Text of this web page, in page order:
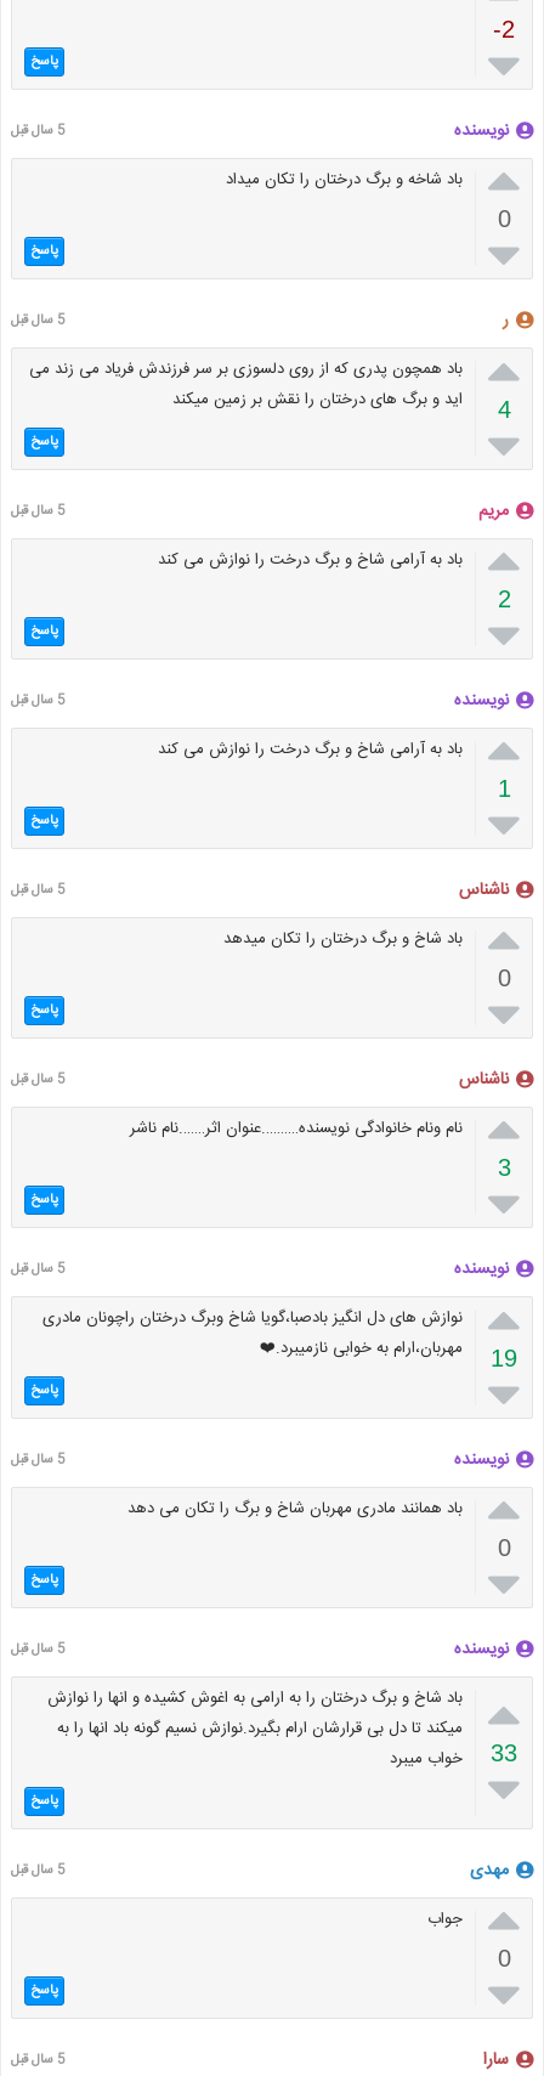
-2
 پاسخ
نویسنده 5 سال قبل

0

باد شاخه و برگ درختان را تکان میداد
پاسخ
ر 5 سال قبل

4

باد همچون پدری که از روی دلسوزی بر سر فرزندش فریاد می زند می
اید و برگ های درختان را نقش بر زمین میکند
پاسخ
مریم 5 سال قبل

2

باد به آرامی شاخ و برگ درخت را نوازش می کند
پاسخ
نویسنده 5 سال قبل

1

باد به آرامی شاخ و برگ درخت را نوازش می کند
پاسخ
ناشناس 5 سال قبل

0

باد شاخ و برگ درختان را تکان میدهد
پاسخ
ناشناس 5 سال قبل

3

نام ونام خانوادگی نویسنده……….عنوان اثر…….نام ناشر
پاسخ
نویسنده 5 سال قبل

19

نوازش های دل انگیز بادصبا،گویا شاخ وبرگ درختان راچونان مادری
مهربان،ارام به خوابی نازمیبرد.⁦❤️⁩
پاسخ
نویسنده 5 سال قبل

0

باد همانند مادری مهربان شاخ و برگ را تکان می دهد
پاسخ
نویسنده 5 سال قبل

33

باد شاخ و برگ درختان را به ارامی به اغوش کشیده و انها را نوازش
میکند تا دل بی قرارشان ارام بگیرد.نوازش نسیم گونه باد انها را به
خواب میبرد
پاسخ
مهدی 5 سال قبل

0

جواب
پاسخ
سارا 5 سال قبل